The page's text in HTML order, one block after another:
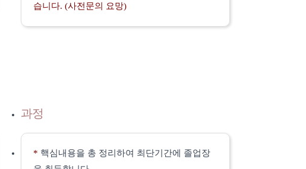
습니다. (사전문의 요망)
과정
* 핵심내용을 총 정리하여 최단기간에 졸업장